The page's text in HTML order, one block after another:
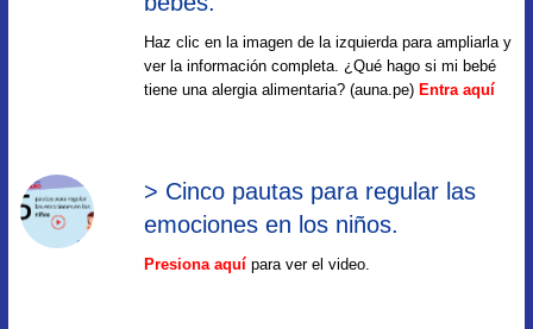
Haz clic en la imagen de la izquierda para ampliarla y
ver la información completa. ¿Qué hago si mi bebé
tiene una alergia alimentaria? (auna.pe) Entra aquí
> Cinco pautas para regular las
emociones en los niños.
Presiona aquípara ver el video.